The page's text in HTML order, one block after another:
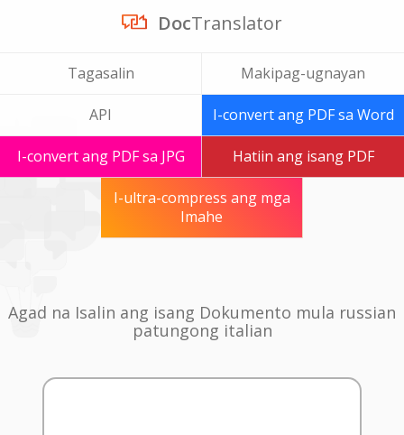
DocTranslator
Tagasalin Makipag-ugnayan
API I-convert ang PDF sa Word
I-convert ang PDF sa JPG Hatiin ang isang PDF
I-ultra-compress ang mga
Imahe
Agad na Isalin ang isang Dokumento mula russian
patungong italian